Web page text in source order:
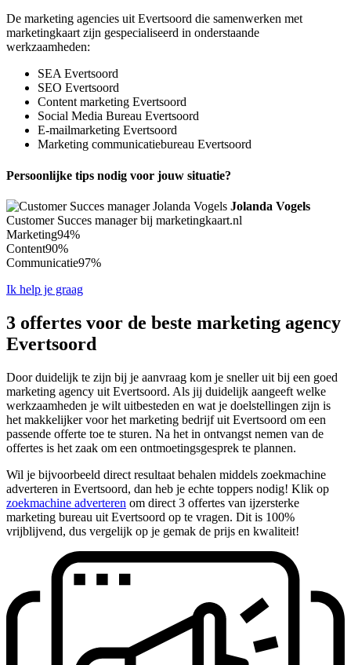
De marketing agencies uit Evertsoord die samenwerken met
marketingkaart zijn gespecialiseerd in onderstaande
werkzaamheden:
SEA Evertsoord
SEO Evertsoord
Content marketing Evertsoord
Social Media Bureau Evertsoord
E-mailmarketing Evertsoord
Marketing communicatiebureau Evertsoord
Persoonlijke tips nodig voor jouw situatie?
Jolanda Vogels
Customer Succes manager bij marketingkaart.nl
Marketing94%
Content90%
Communicatie97%
Ik help je graag
3 offertes voor de beste marketing agency
Evertsoord
Door duidelijk te zijn bij je aanvraag kom je sneller uit bij een goed
marketing agency uit Evertsoord. Als jij duidelijk aangeeft welke
werkzaamheden je wilt uitbesteden en wat je doelstellingen zijn is
het makkelijker voor het marketing bedrijf uit Evertsoord om een
passende offerte toe te sturen. Na het in ontvangst nemen van de
offertes is het zaak om een ontmoetingsgesprek te plannen.
Wil je bijvoorbeeld direct resultaat behalen middels zoekmachine
adverteren in Evertsoord, dan heb je echte toppers nodig! Klik op
zoekmachine adverteren om direct 3 offertes van ijzersterke
marketing bureau uit Evertsoord op te vragen. Dit is 100%
vrijblijvend, dus vergelijk op je gemak de prijs en kwaliteit!